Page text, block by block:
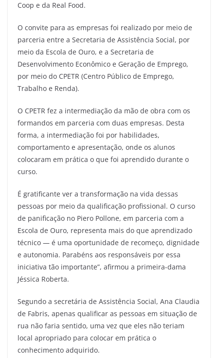
Coop e da Real Food.
O convite para as empresas foi realizado por meio de
parceria entre a Secretaria de Assistência Social, por
meio da Escola de Ouro, e a Secretaria de
Desenvolvimento Econômico e Geração de Emprego,
por meio do CPETR (Centro Público de Emprego,
Trabalho e Renda).
O CPETR fez a intermediação da mão de obra com os
formandos em parceria com duas empresas. Desta
forma, a intermediação foi por habilidades,
comportamento e apresentação, onde os alunos
colocaram em prática o que foi aprendido durante o
curso.
É gratificante ver a transformação na vida dessas
pessoas por meio da qualificação profissional. O curso
de panificação no Piero Pollone, em parceria com a
Escola de Ouro, representa mais do que aprendizado
técnico — é uma oportunidade de recomeço, dignidade
e autonomia. Parabéns aos responsáveis por essa
iniciativa tão importante”, afirmou a primeira-dama
Jéssica Roberta.
Segundo a secretária de Assistência Social, Ana Claudia
de Fabris, apenas qualificar as pessoas em situação de
rua não faria sentido, uma vez que eles não teriam
local apropriado para colocar em prática o
conhecimento adquirido.